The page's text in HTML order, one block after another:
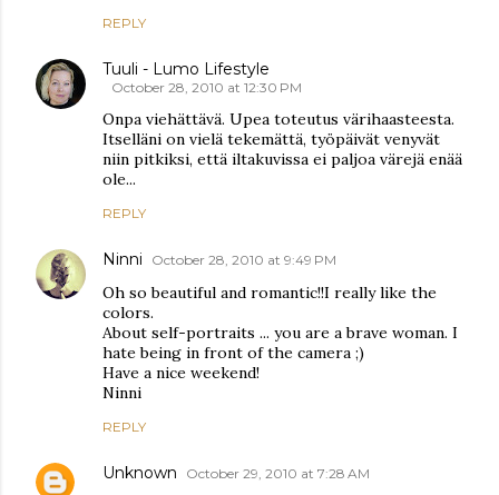
REPLY
Tuuli - Lumo Lifestyle
October 28, 2010 at 12:30 PM
Onpa viehättävä. Upea toteutus värihaasteesta.
Itselläni on vielä tekemättä, työpäivät venyvät
niin pitkiksi, että iltakuvissa ei paljoa värejä enää
ole...
REPLY
Ninni October 28, 2010 at 9:49 PM
Oh so beautiful and romantic!!I really like the
colors.
About self-portraits ... you are a brave woman. I
hate being in front of the camera ;)
Have a nice weekend!
Ninni
REPLY
Unknown October 29, 2010 at 7:28 AM